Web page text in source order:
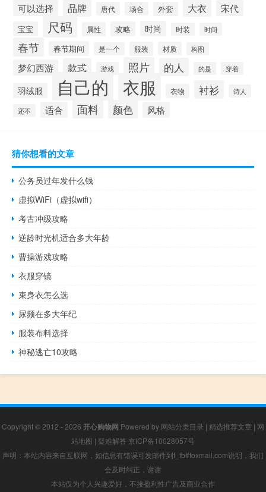
可以选择 品牌 唐代 场合 外套 大衣 宋代
宝宝 尺码 属性 攻略 时尚 时装 时间
春节 春节期间 是一个 服装 材质 构图
梦幻西游 款式 游戏 照片 的人 的是 穿着
羽绒服 自己的 衣服 衣物 衬衫 诗人
还不 适合 面料 颜色 风格
猜你想看的文章
公务员过年发什么钱
虚拟WiFi（虚拟wifi）
考古冲级攻略
逆龄时光机适合多大年龄
曹操游戏攻略
衣服穿镜
束身衣怎么选
尿频在多大年纪
服装布料选择
神秘逃亡10攻略
Copyright © 2012 - 2026 开心购物网 Powered by 网站分类目录 | 精选推荐文章 | 网
站地图 | 疑难解答 京ICP备10028057号
声明：本站内容来自互联网，如信息有错误可发邮件到f_fb#foxmail.com说明，我们
会及时纠正，谢谢
本站仅为个人兴趣爱好，不接盈利性广告及商业合作